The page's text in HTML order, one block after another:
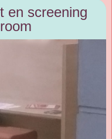
en screening